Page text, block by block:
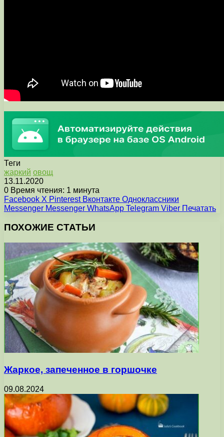
Теги
жаркий овощ
13.11.2020
0 Время чтения: 1 минута
Facebook X Pinterest Вконтакте Одноклассники
Messenger Messenger WhatsApp Telegram Viber Печатать
ПОХОЖИЕ СТАТЬИ
Жаркое, запеченное в горшочке
09.08.2024